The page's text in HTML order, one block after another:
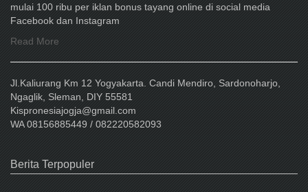
mulai 100 ribu per iklan bonus tayang online di social media
Facebook dan Instagram
Read More
Jl.Kaliurang Km 12 Yogyakarta. Candi Mendiro, Sardonoharjo,
Ngaglik, Sleman, DIY 55581
Kispronesiajogja@gmail.com
WA 08156885449 / 082220582093
Berita Terpopuler